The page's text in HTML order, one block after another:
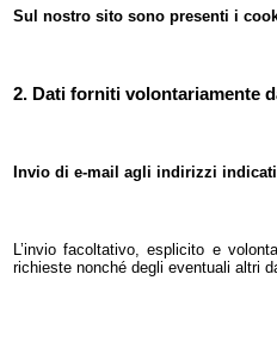
Sul nostro sito sono presenti i
2. Dati forniti volontariamente
Invio di e-mail agli indirizzi
L’invio facoltativo, esplicito e
richieste nonché degli eventuali altri